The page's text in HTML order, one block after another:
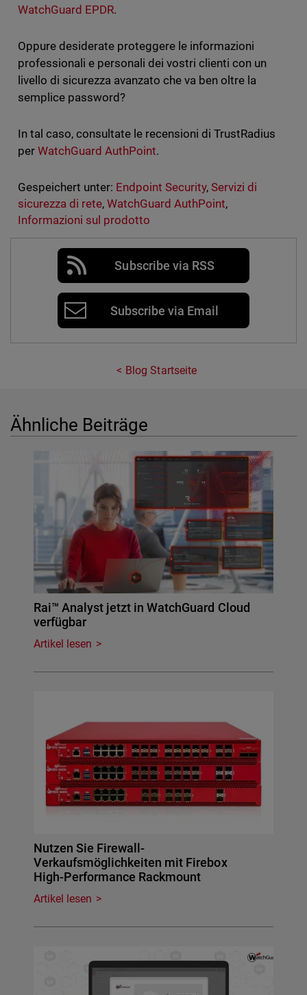
WatchGuard EPDR.
Oppure desiderate proteggere le informazioni
professionali e personali dei vostri clienti con un
livello di sicurezza avanzato che va ben oltre la
semplice password?
In tal caso, consultate le recensioni di TrustRadius
per WatchGuard AuthPoint.
Gespeichert unter: Endpoint Security,Servizi di
sicurezza di rete, WatchGuard AuthPoint,
Informazioni sul prodotto
Subscribe via RSS
Subscribe via Email
Blog Startseite
Ähnliche Beiträge
Rai™ Analyst jetzt in WatchGuard Cloud
verfügbar
Artikel lesen
Nutzen Sie Firewall-
Verkaufsmöglichkeiten mit Firebox
High-Performance Rackmount
Artikel lesen